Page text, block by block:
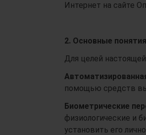
Интернет на сайте
2. Основные
Для целей
помощью средств
Биометрические
физиологические и
установить его